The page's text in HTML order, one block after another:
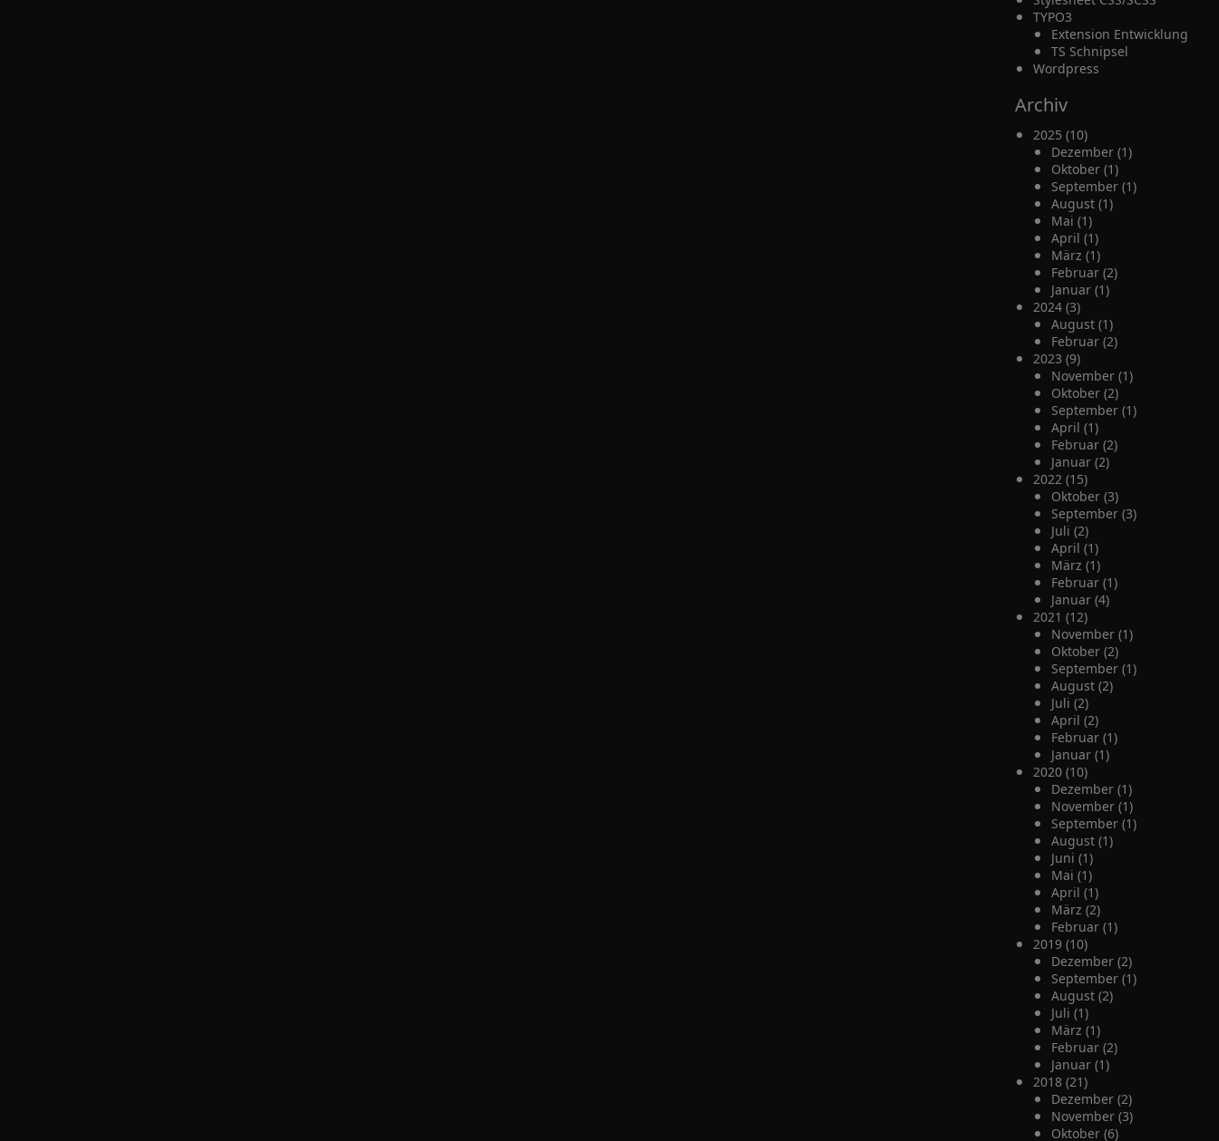
TYPO3
Extension Entwicklung
TS Schnipsel
Wordpress
Archiv
2025 (10)
Dezember (1)
Oktober (1)
September (1)
August (1)
Mai (1)
April (1)
März (1)
Februar (2)
Januar (1)
2024 (3)
August (1)
Februar (2)
2023 (9)
November (1)
Oktober (2)
September (1)
April (1)
Februar (2)
Januar (2)
2022 (15)
Oktober (3)
September (3)
Juli (2)
April (1)
März (1)
Februar (1)
Januar (4)
2021 (12)
November (1)
Oktober (2)
September (1)
August (2)
Juli (2)
April (2)
Februar (1)
Januar (1)
2020 (10)
Dezember (1)
November (1)
September (1)
August (1)
Juni (1)
Mai (1)
April (1)
März (2)
Februar (1)
2019 (10)
Dezember (2)
September (1)
August (2)
Juli (1)
März (1)
Februar (2)
Januar (1)
2018 (21)
Dezember (2)
November (3)
Oktober (6)